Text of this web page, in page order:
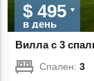
$ 495
в день
Вилла с 3
Спален:3